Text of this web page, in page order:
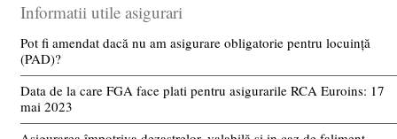
Informatii utile asigurari
Pot fi amendat dacă nu am asigurare obligatorie pentru locuință
(PAD)?
Data de la care FGA face plati pentru asigurarile RCA Euroins: 17
mai 2023